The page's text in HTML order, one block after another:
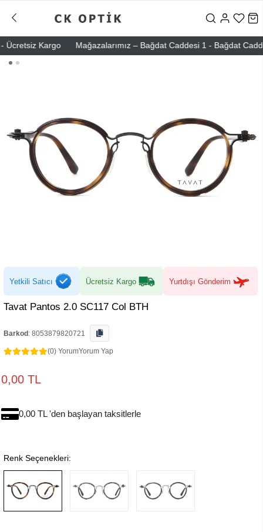
Kargo Mağazalarımız – Bağdat Caddesi 1 - Bağdat
Yetkili Satıcı Ücretsiz Kargo Yurtdışı Gönderim
Tavat Pantos 2.0 SC117 Col BTH
Barkod : 8053879820721
(0) YorumYorum Yap
0,00 TL
0,00 TL 'den başlayan taksitlerle
Renk Seçenekleri: